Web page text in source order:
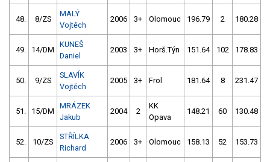
48. 8/ZS
MALÝ
Vojtěch
2006 3+ Olomouc 196.79 2 180.28
49. 14/DM
KUNEŠ
Daniel
2003 3+ Horš.Týn 151.64 102 178.83
50. 9/ZS
SLAVÍK
Vojtěch
2005 3+ Frol 181.64 8 231.47
51. 15/DM
MRÁZEK
Jakub
2004 2
KK
Opava
148.21 60 130.48
52. 10/ZS
STŘÍLKA
Richard
2006 3+ Olomouc 158.13 52 153.73